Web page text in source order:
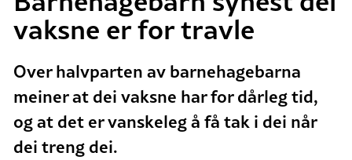
vaksne er for travle
Over halvparten av barnehagebarna
meiner at dei vaksne har for dårleg tid,
og at det er vanskeleg å få tak i dei når
dei treng dei.